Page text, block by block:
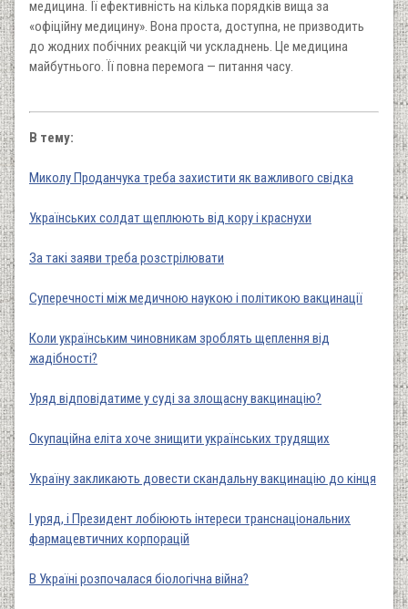
медицина. Її ефективність на кілька порядків вища за
«офіційну медицину». Вона проста, доступна, не призводить
до жодних побічних реакцій чи ускладнень. Це медицина
майбутнього. Її повна перемога — питання часу.
В тему:
Миколу Проданчука треба захистити як важливого свідка
Українських солдат щеплюють від кору і краснухи
За такі заяви треба розстрілювати
Суперечності між медичною наукою і політикою вакцинації
Коли українським чиновникам зроблять щеплення від
жадібності?
Уряд відповідатиме у суді за злощасну вакцинацію?
Окупаційна еліта хоче знищити українських трудящих
Україну закликають довести скандальну вакцинацію до кінця
І уряд, і Президент лобіюють інтереси транснаціональних
фармацевтичних корпорацій
В Україні розпочалася біологічна війна?